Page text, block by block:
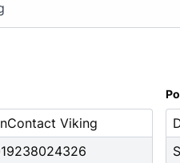
Batterier
Viking